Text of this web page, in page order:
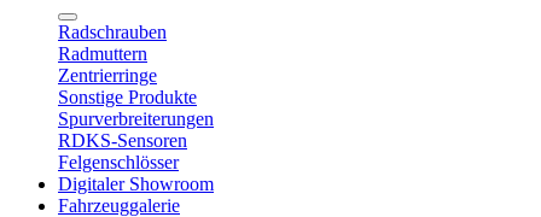
Radschrauben
Radmuttern
Zentrierringe
Sonstige Produkte
Spurverbreiterungen
RDKS-Sensoren
Felgenschlösser
Digitaler Showroom
Fahrzeuggalerie